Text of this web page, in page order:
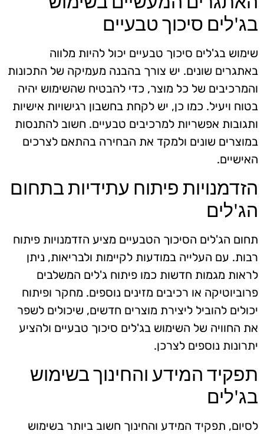
בג'לים סיכוך טבעיים
שימוש בג'לים סיכוך טבעיים יכול להיות מלווה
באתגרים שונים. יש צורך בהבנה מעמיקה של התכונות
והמרכיבים של כל מוצר, כדי להבטיח שהשימוש יהיה
בטוח ויעיל. כמו כן, יש לקחת בחשבון רגישויות אישיות
ותגובות אפשריות למרכיבים טבעיים. חשוב להתנסות
במוצרים שונים ולמקד את הבחירה בהתאם לצרכים
האישיים.
הזדמנויות פיתוח עתידיות בתחום
הג'לים
תחום הג'לים הסיכוך הטבעיים מציע הזדמנויות פיתוח
רבות. עם העלייה במודעות לקיימות ולבריאות, ניתן
לראות מגמות חדשות כמו פיתוח ג'לים המשלבים
פרוביוטיקה או רכיבים מזינים נוספים. מחקר ופיתוח
יכולים להוביל ליצירת מוצרים חדשים, שיכולים לשפר
את החוויה של השימוש בג'לים סיכוך טבעיים ולהציע
יתרונות נוספים לצרכן.
תפקיד המידע והחינוך בשימוש
בג'לים
לסיום, תפקיד המידע והחינוך חשוב ביותר בשימוש